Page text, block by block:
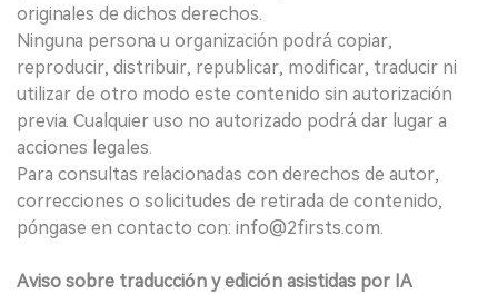
originales de dichos derechos.
Ninguna persona u organización podrá copiar,
reproducir, distribuir, republicar, modificar, traducir ni
utilizar de otro modo este contenido sin autorización
previa. Cualquier uso no autorizado podrá dar lugar a
acciones legales.
Para consultas relacionadas con derechos de autor,
correcciones o solicitudes de retirada de contenido,
póngase en contacto con: info@2firsts.com.
Aviso sobre traducción y edición asistidas por IA